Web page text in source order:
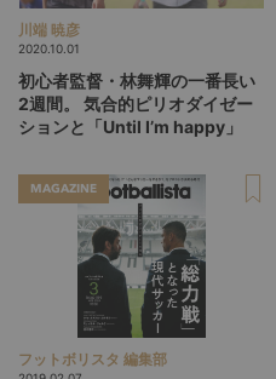
川端 暁彦
2020.10.01
初心者監督・林舞輝の一番長い
2週間。 気合的ピリオダイゼー
ションと「Until I’m happy」
MAGAZINE
フットボリスタ 編集部